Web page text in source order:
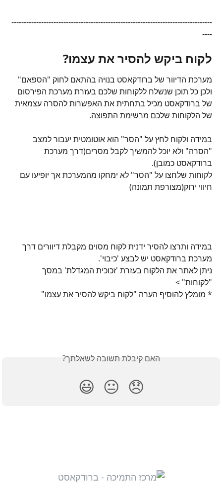
---------------------------------------------------------------------------------
----
לקוח ביקש להסיר את עצמו?
מערכת הדיוור של ברודקאסט בנויה בהתאם לחוק "הספאם"
ולכן כל תוכן שנשלח ללקוחות שלכם בעזרת מערכת הפירסום
של ברודקאסט מכיל בתחתית את האפשרות להסרה עצמאית
של הלקוחות שלכם מרשימת התפוצה.
במידה ולקוח לחץ על "הסר" הוא אוטומטית יעבור למצב
"הסרה" ולא יוכל להמשיך לקבל מסרים(דרך מערכת
ברודקאסט כמובן).
לקוחות שלחצו על "הסר" לא ימחקו מהמערכת אך יופיעו עם
חיווי ירוק(מצורפת תמונה)
במידה ותרצו להסיר ידנית לקוח מסוים מקבלת דיוורים דרך
מערכת ברודקאסט יש לבצע 'כיבוי'.
ניתן לאתר את הלקוח בעזרת 'זכוכית המגדלת' במסך
"לקוחות" >
* מומלץ להוסיף הערה "לקוח ביקש להסיר את עצמו"
האם קיבלת תשובה לשאלתך?
😞
😐
😃